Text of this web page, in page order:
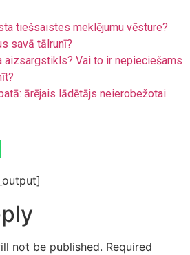
tiešsaistes meklējumu vēsture?
savā tālrunī?
aizsargstikls? Vai to ir nepieciešams
ārējais lādētājs neierobežotai
not be published. Required